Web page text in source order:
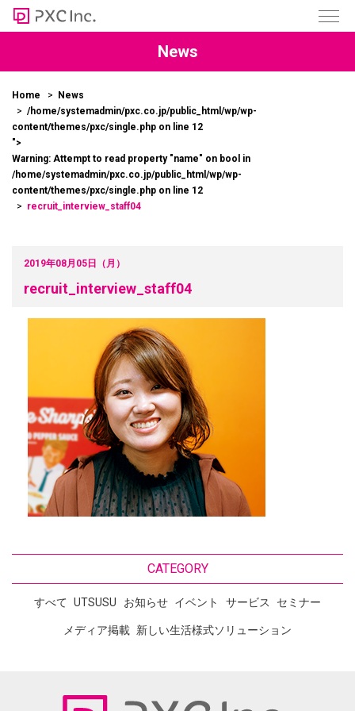
News
Home
News
/home/systemadmin/pxc.co.jp/public_html/wp/wp-
content/themes/pxc/single.php on line 12
">
Warning: Attempt to read property "name" on bool in
/home/systemadmin/pxc.co.jp/public_html/wp/wp-
content/themes/pxc/single.php on line 12
recruit_interview_staff04
2019年08月05日（月）
recruit_interview_staff04
CATEGORY
すべて UTSUSU お知らせ イベント サービス セミナー
メディア掲載 新しい生活様式ソリューション